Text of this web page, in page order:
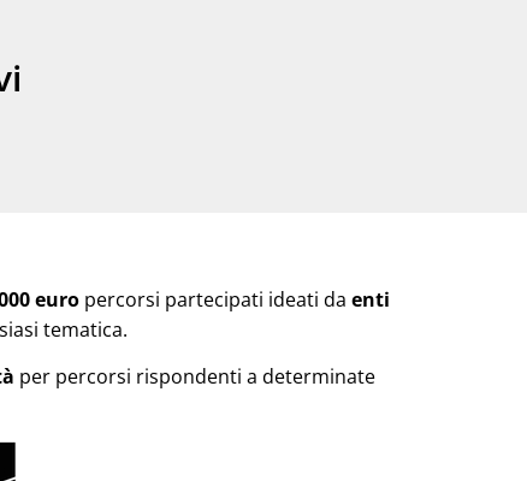
euro percorsi partecipati ideati da enti
tematica.
per percorsi rispondenti a determinate